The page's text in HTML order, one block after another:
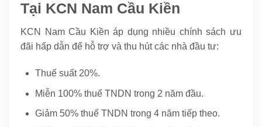
Tại KCN Nam Cầu Kiền
KCN Nam Cầu Kiền áp dụng nhiều chính sách ưu
đãi hấp dẫn để hỗ trợ và thu hút các nhà đầu tư:
Thuế suất 20%.
Miễn 100% thuế TNDN trong 2 năm đầu.
Giảm 50% thuế TNDN trong 4 năm tiếp theo.